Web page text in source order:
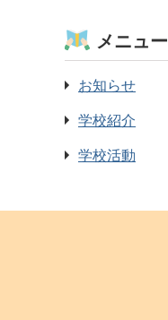
メニュー
お知らせ
学校紹介
学校活動